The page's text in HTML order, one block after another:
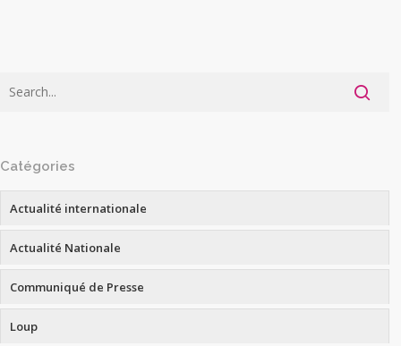
Catégories
Actualité internationale
Actualité Nationale
Communiqué de Presse
Loup